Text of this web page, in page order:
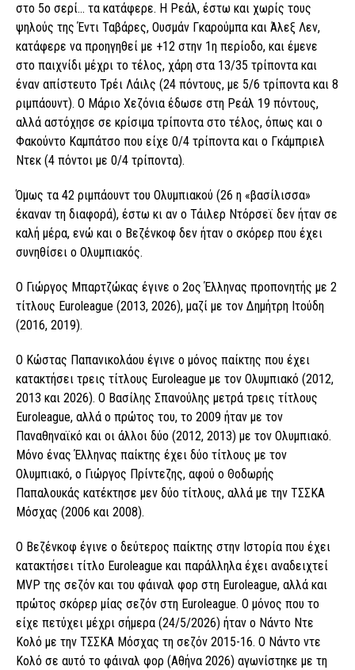
στο 5ο σερί… τα κατάφερε. Η Ρεάλ, έστω και χωρίς τους
ψηλούς της Έντι Ταβάρες, Ουσμάν Γκαρούμπα και Άλεξ Λεν,
κατάφερε να προηγηθεί με +12 στην 1η περίοδο, και έμενε
στο παιχνίδι μέχρι το τέλος, χάρη στα 13/35 τρίποντα και
έναν απίστευτο Τρέι Λάιλς (24 πόντους, με 5/6 τρίποντα και 8
ριμπάουντ). Ο Μάριο Χεζόνια έδωσε στη Ρεάλ 19 πόντους,
αλλά αστόχησε σε κρίσιμα τρίποντα στο τέλος, όπως και ο
Φακούντο Καμπάτσο που είχε 0/4 τρίποντα και ο Γκάμπριελ
Ντεκ (4 πόντοι με 0/4 τρίποντα).
Όμως τα 42 ριμπάουντ του Ολυμπιακού (26 η «βασίλισσα»
έκαναν τη διαφορά), έστω κι αν ο Τάιλερ Ντόρσεϊ δεν ήταν σε
καλή μέρα, ενώ και ο Βεζένκοφ δεν ήταν ο σκόρερ που έχει
συνηθίσει ο Ολυμπιακός.
Ο Γιώργος Μπαρτζώκας έγινε ο 2ος Έλληνας προπονητής με 2
τίτλους Euroleague (2013, 2026), μαζί με τον Δημήτρη Ιτούδη
(2016, 2019).
Ο Κώστας Παπανικολάου έγινε ο μόνος παίκτης που έχει
κατακτήσει τρεις τίτλους Euroleague με τον Ολυμπιακό (2012,
2013 και 2026). Ο Βασίλης Σπανούλης μετρά τρεις τίτλους
Εuroleague, αλλά ο πρώτος του, το 2009 ήταν με τον
Παναθηναϊκό και οι άλλοι δύο (2012, 2013) με τον Ολυμπιακό.
Μόνο ένας Έλληνας παίκτης έχει δύο τίτλους με τον
Ολυμπιακό, ο Γιώργος Πρίντεζης, αφού ο Θοδωρής
Παπαλουκάς κατέκτησε μεν δύο τίτλους, αλλά με την ΤΣΣΚΑ
Μόσχας (2006 και 2008).
Ο Βεζένκοφ έγινε ο δεύτερος παίκτης στην Ιστορία που έχει
κατακτήσει τίτλο Euroleague και παράλληλα έχει αναδειχτεί
MVP της σεζόν και του φάιναλ φορ στη Εuroleague, αλλά και
πρώτος σκόρερ μίας σεζόν στη Euroleague. Ο μόνος που το
είχε πετύχει μέχρι σήμερα (24/5/2026) ήταν ο Νάντο Ντε
Κολό με την ΤΣΣΚΑ Μόσχας τη σεζόν 2015-16. Ο Νάντο ντε
Κολό σε αυτό το φάιναλ φορ (Αθήνα 2026) αγωνίστηκε με τη